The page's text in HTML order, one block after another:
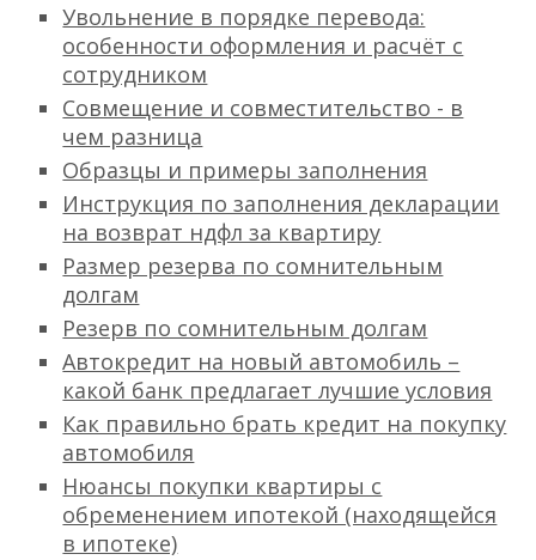
Увольнение в порядке перевода:
особенности оформления и расчёт с
сотрудником
Совмещение и совместительство - в
чем разница
Образцы и примеры заполнения
Инструкция по заполнения декларации
на возврат ндфл за квартиру
Размер резерва по сомнительным
долгам
Резерв по сомнительным долгам
Автокредит на новый автомобиль –
какой банк предлагает лучшие условия
Как правильно брать кредит на покупку
автомобиля
Нюансы покупки квартиры с
обременением ипотекой (находящейся
в ипотеке)